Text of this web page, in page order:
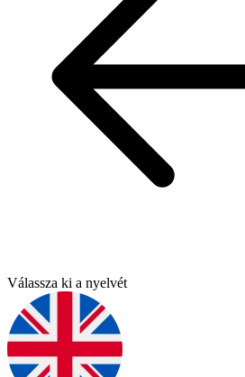
Válassza ki a nyelvét